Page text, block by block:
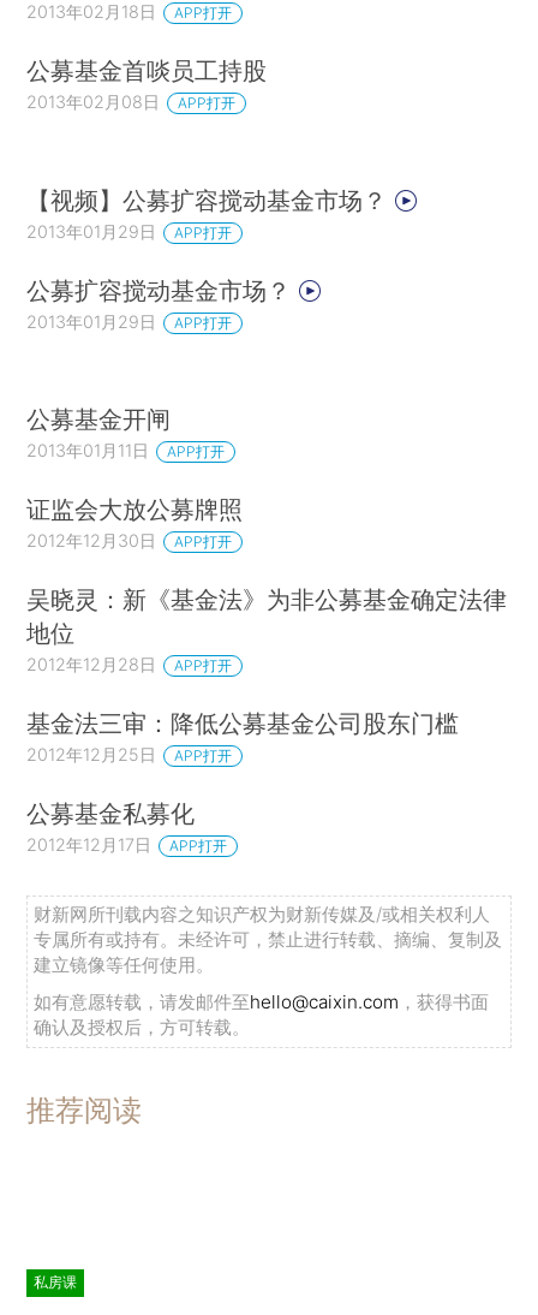
2013年02月18日 APP打开
公募基金首啖员工持股
2013年02月08日 APP打开
【视频】公募扩容搅动基金市场？
2013年01月29日 APP打开
公募扩容搅动基金市场？
2013年01月29日 APP打开
公募基金开闸
2013年01月11日 APP打开
证监会大放公募牌照
2012年12月30日 APP打开
吴晓灵：新《基金法》为非公募基金确定法律
地位
2012年12月28日 APP打开
基金法三审：降低公募基金公司股东门槛
2012年12月25日 APP打开
公募基金私募化
2012年12月17日 APP打开
财新网所刊载内容之知识产权为财新传媒及/或相关权利人
专属所有或持有。未经许可，禁止进行转载、摘编、复制及
建立镜像等任何使用。
如有意愿转载，请发邮件至hello@caixin.com ，获得书面
确认及授权后，方可转载。
推荐阅读
私房课